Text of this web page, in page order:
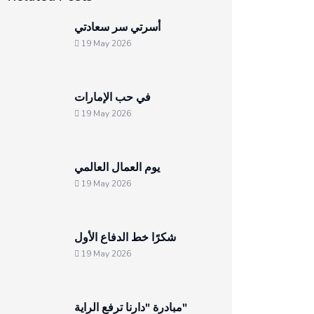
أسرتي سر سعادتي
19 May 2026
في حب الإمارات
19 May 2026
يوم العمال العالمي
19 May 2026
شكرًا خط الدفاع الأول
19 May 2026
مبادرة "دارنا ترفع الراية"